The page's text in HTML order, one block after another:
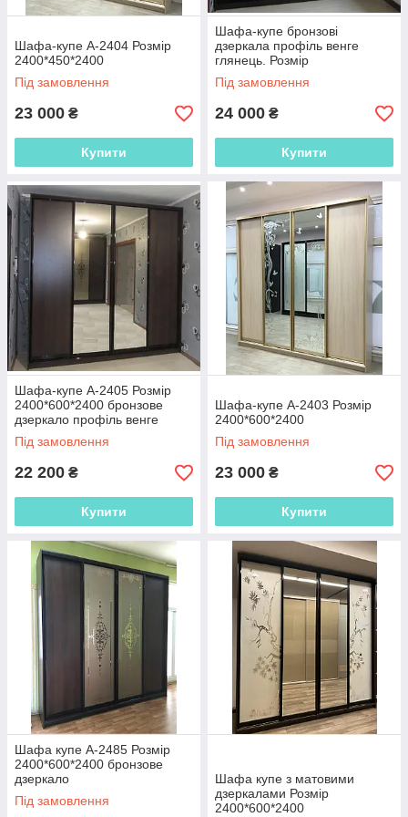
Більше вільного місця
завдяки правильному розташуванню
Отже, неповторні меблі дозволяють
доцільно використовувати нішу або
відведений під час ремонту місця.
Оригінальна і функціональна меблі в
нас!
Ми задовольняємо запити покупців і
пропонуємо тільки довжелезні шафи-
купе за низькими цінами. Вже тепер
зробіть вигідне замовлення!
"Алька Мебель" — гідне оздоблення
вашого інтер'єру!
Шафа-купе А-2404 Розмір
2400*450*2400
Під замовлення
23 000 ₴
Купити
Шафа-купе бронзові
дзеркала профіль венге
глянець. Розмір
2400*600*2400.
Під замовлення
24 000 ₴
Купити
Шафа-купе А-2405 Розмір
2400*600*2400 бронзове
дзеркало профіль венге
глянець
Під замовлення
22 200 ₴
Купити
Шафа-купе А-2403 Розмір
2400*600*2400
Під замовлення
23 000 ₴
Купити
Шафа купе А-2485 Розмір
2400*600*2400 бронзове
дзеркало
Під замовлення
Шафа купе з матовими
дзеркалами Розмір
2400*600*2400